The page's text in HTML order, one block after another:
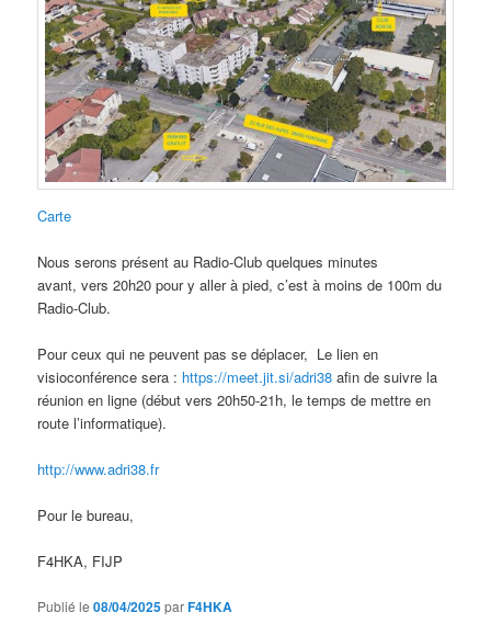
Carte
Nous serons présent au Radio-Club quelques minutes
avant, vers 20h20 pour y aller à pied, c’est à moins de 100m du
Radio-Club.
Pour ceux qui ne peuvent pas se déplacer, Le lien en
visioconférence sera : https://meet.jit.si/adri38 afin de suivre la
réunion en ligne (début vers 20h50-21h, le temps de mettre en
route l’informatique).
http://www.adri38.fr
Pour le bureau,
F4HKA, FIJP
Publié le08/04/2025parF4HKA